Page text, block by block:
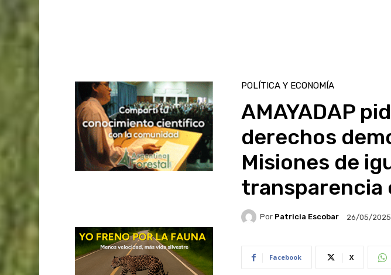
POLÍTICA Y ECONOMÍA
AMAYADAP
derechos
Misiones de
transparencia
Por Patricia Escobar 26/05/2025
Facebook X